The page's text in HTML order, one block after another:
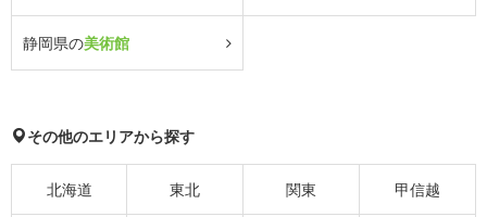
静岡県の美術館
その他のエリアから探す
北海道 東北 関東 甲信越